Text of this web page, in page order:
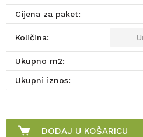
Cijena za paket:
Količina:
Ukupno m2:
Ukupni iznos:
DODAJ U KOŠARICU